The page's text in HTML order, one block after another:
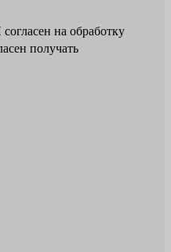
согласен на обработку
получать